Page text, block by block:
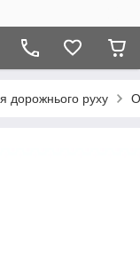
дорожнього руху